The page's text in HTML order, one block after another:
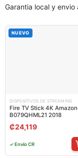
Garantia local y envio
NUEVO
DISPOSITIVOS DE STREAMING
Fire TV Stick 4K Amazon
B079QHML21 2018
₡24,119
✓ Envío CR